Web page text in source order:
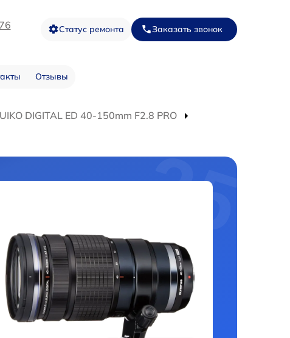
Статус ремонта Заказать звонок
Отзывы
DIGITAL ED 40-150mm F2.8 PRO